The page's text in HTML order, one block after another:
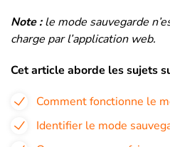
Note :le mode sauvegarde
charge par l’application web.
Cet article aborde les sujets
Comment fonctionne le
Identifier le mode